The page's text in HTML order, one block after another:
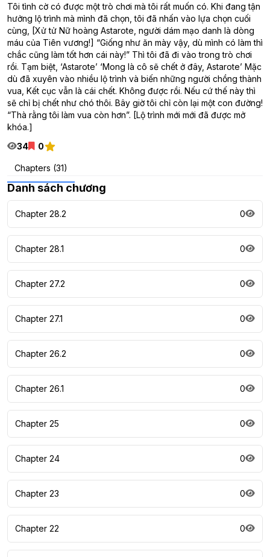
Tôi tình cờ có được một trò chơi mà tôi rất muốn có. Khi đang tận
hưởng lộ trình mà mình đã chọn, tôi đã nhấn vào lựa chọn cuối
cùng, [Xử tử Nữ hoàng Astarote, người dám mạo danh là dòng
máu của Tiên vương!] “Giống như ăn mày vậy, dù mình có làm thì
chắc cũng làm tốt hơn cái này!” Thì tôi đã đi vào trong trò chơi
rồi. Tạm biệt, ‘Astarote’ ‘Mong là cô sẽ chết ở đây, Astarote’ Mặc
dù đã xuyên vào nhiều lộ trình và biến những người chồng thành
vua, Kết cục vẫn là cái chết. Không được rồi. Nếu cứ thế này thì
sẽ chỉ bị chết như chó thôi. Bây giờ tôi chỉ còn lại một con đường!
“Thà rằng tôi làm vua còn hơn”. [Lộ trình mới mới đã được mở
khóa.]
34
0
Chapters (31)
Danh sách chương
Chapter 28.2 0
Chapter 28.1 0
Chapter 27.2 0
Chapter 27.1 0
Chapter 26.2 0
Chapter 26.1 0
Chapter 25 0
Chapter 24 0
Chapter 23 0
Chapter 22 0